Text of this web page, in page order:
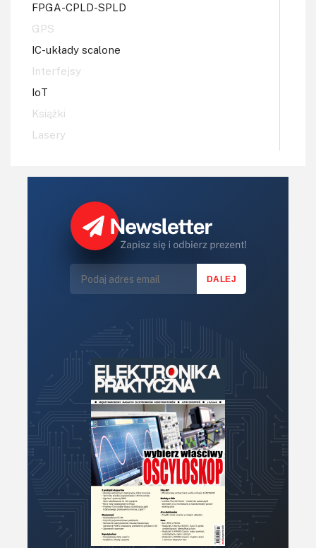
FPGA-CPLD-SPLD
GPS
IC-układy scalone
Interfejsy
IoT
Książki
Lasery
Mechatronika
Narzędzia
Optoelektronika
Półprzewodniki
Pomiary i testy
Projektowanie
Raspberry Pi
Komunikacja, RF
SBC-SIP-SoC-CoM